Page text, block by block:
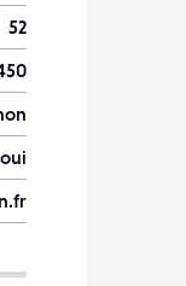
52
oui